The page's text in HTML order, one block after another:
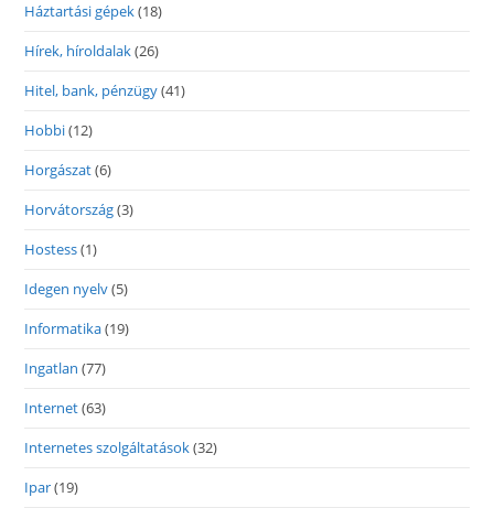
Háztartási gépek(18)
Hírek, híroldalak(26)
Hitel, bank, pénzügy(41)
Hobbi(12)
Horgászat(6)
Horvátország(3)
Hostess(1)
Idegen nyelv(5)
Informatika(19)
Ingatlan (77)
Internet(63)
Internetes szolgáltatások(32)
Ipar(19)